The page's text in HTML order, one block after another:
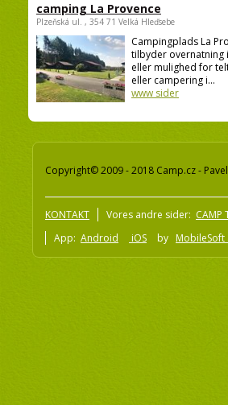
camping La Provence
Plzeňská ul. , 354 71 Velká Hleďsebe
Campingplads La
tilbyder overnatning
eller mulighed for
eller campering i...
www sider
Copyright© 2009 - 2018 Camp.cz -
KONTAKT Vores andre sider: CAMP
App: Android iOS by MobileSoft